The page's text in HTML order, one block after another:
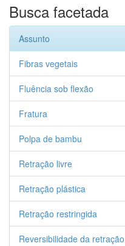
Busca facetada
Assunto
Fibras vegetais
Fluência sob flexão
Fratura
Polpa de bambu
Retração livre
Retração plástica
Retração restringida
Reversibilidade da retração